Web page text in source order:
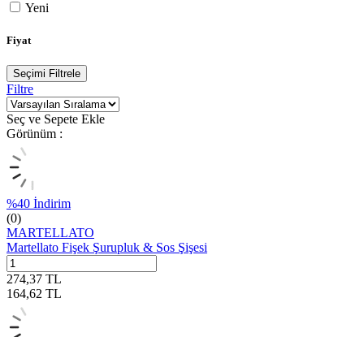
Yeni
Fiyat
Seçimi Filtrele
Filtre
Seç ve Sepete Ekle
Görünüm :
%40 İndirim
(0)
MARTELLATO
Martellato Fişek Şurupluk & Sos Şişesi
274,37 TL
164,62 TL